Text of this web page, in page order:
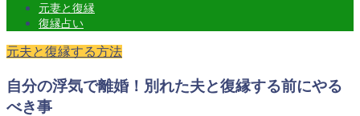
元妻と復縁
復縁占い
元夫と復縁する方法
自分の浮気で離婚！別れた夫と復縁する前にやる
べき事